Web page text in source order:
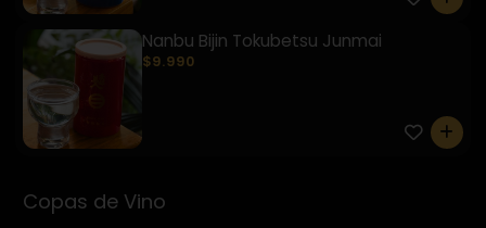
Nanbu Bijin Tokubetsu Junmai
$9.990
0
Copas de Vino